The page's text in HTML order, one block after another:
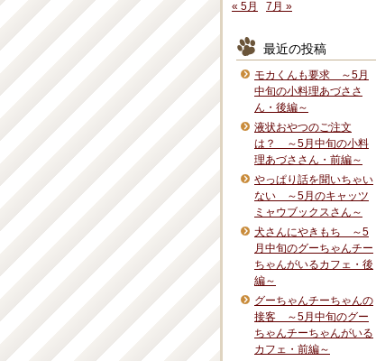
« 5月
7月 »
最近の投稿
モカくんも要求 ～5月
中旬の小料理あづささ
ん・後編～
液状おやつのご注文
は？ ～5月中旬の小料
理あづささん・前編～
やっぱり話を聞いちゃい
ない ～5月のキャッツ
ミャウブックスさん～
犬さんにやきもち ～5
月中旬のグーちゃんチー
ちゃんがいるカフェ・後
編～
グーちゃんチーちゃんの
接客 ～5月中旬のグー
ちゃんチーちゃんがいる
カフェ・前編～